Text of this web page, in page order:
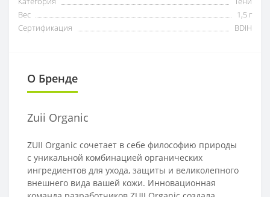
Вес
1,5 г
Сертификация
BDIH
О Бренде
Zuii Organic
ZUII Organic сочетает в себе философию природы
с уникальной комбинацией органических
ингредиентов для ухода, защиты и великолепного
внешнего вида вашей кожи. Инновационная